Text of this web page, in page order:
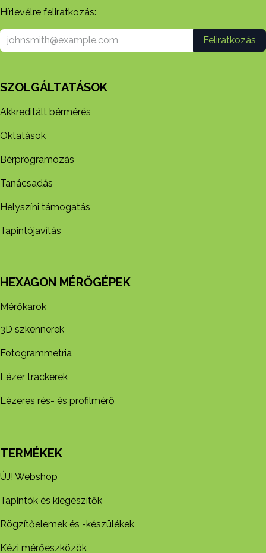
Hírlevélre feliratkozás:
Feliratkozás
SZOLGÁLTATÁSOK
Akkreditált bérmérés
Oktatások
Bérprogramozás
Tanácsadás
Helyszíni támogatás
Tapintójavítás
HEXAGON MÉRŐGÉPEK
Mérőkarok
3D szkennerek
Fotogrammetria
Lézer trackerek
Lézeres rés- és profilmérő
TERMÉKEK
ÚJ! Webshop
Tapintók és kiegészítők
Rögzítőelemek és -készül​ékek
Kézi mérőeszközök